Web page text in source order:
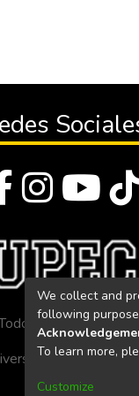
los derechos
Politécnica
We collect and
following
To learn more,
Customize